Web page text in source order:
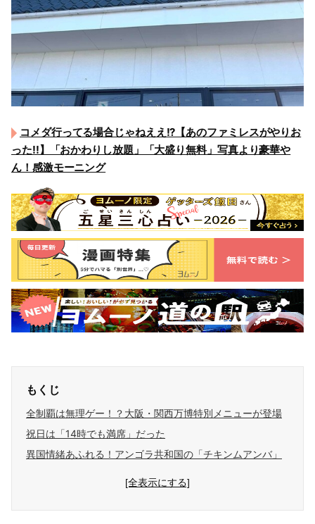
コメダ行ってる場合じゃねええ!?【あのファミレスがやりお
った!!】「おかわりし放題」「大盛り無料」写真より豪華や
ん！感激モーニング
もくじ
全制覇は無理ゲー！？大阪・関西万博特別メニューが登場
祝日は「14時でも満席」だった
異国情緒あふれる！アンゴラ共和国の「チキンムアンバ」
[全表示にする]